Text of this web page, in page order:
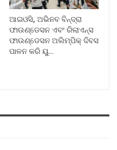
ଆଇଓସି, ଅଭିନବ ବିନ୍ଦ୍ରା
ଫାଉଣ୍ଡେସନ ଏବଂ ରିଲାଏନ୍ସ
ଫାଉଣ୍ଡେସନ ଅଲିମ୍ପିକ୍ ଦିବସ
ପାଳନ କରି ୟୁ…